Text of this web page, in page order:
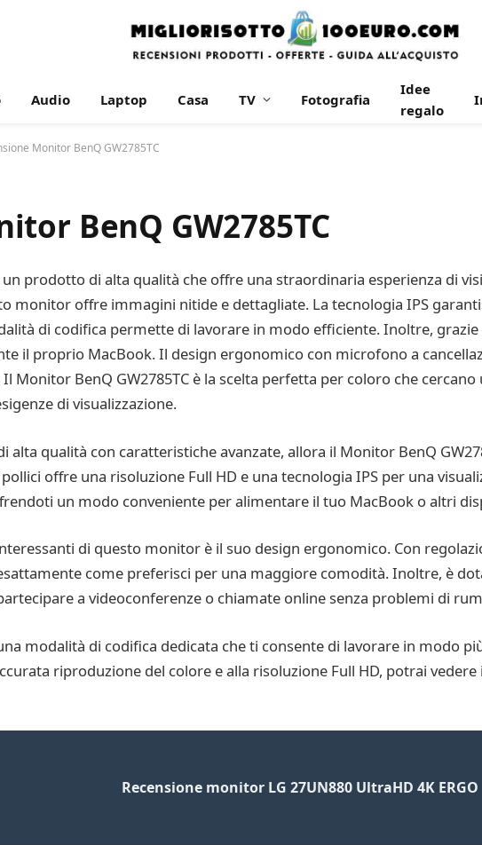
Audio Laptop Casa TV Fotografia
Idee
regalo
Monitor BenQ GW2785TC
BenQ GW2785TC
prodotto di alta qualità che offre una straordinaria esperienza di
monitor offre immagini nitide e dettagliate. La tecnologia IPS
di codifica permette di lavorare in modo efficiente. Inoltre, grazie
il proprio MacBook. Il design ergonomico con microfono a
Monitor BenQ GW2785TC è la scelta perfetta per coloro che
di visualizzazione.
alta qualità con caratteristiche avanzate, allora il Monitor BenQ
offre una risoluzione Full HD e una tecnologia IPS per una
un modo conveniente per alimentare il tuo MacBook o altri
di questo monitor è il suo design ergonomico. Con
come preferisci per una maggiore comodità. Inoltre, è
a videoconferenze o chiamate online senza problemi di
modalità di codifica dedicata che ti consente di lavorare in modo
riproduzione del colore e alla risoluzione Full HD, potrai
Recensione monitor LG 27UN880 UltraHD 4K ERGO